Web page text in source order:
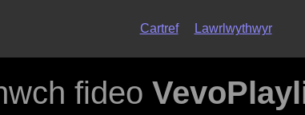
Cartref Lawrlwythwyr
fideo